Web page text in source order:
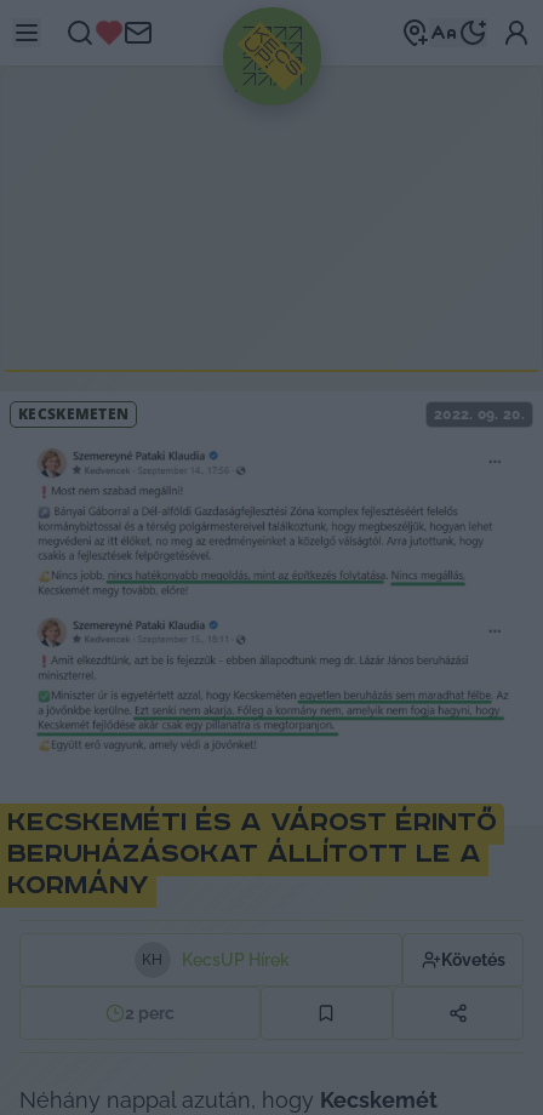
HIRDETÉS
KECSKEMÉTEN 2022. 09. 20.
Kecskeméti és a várost érintő
beruházásokat állított le a
kormány
K H KecsUP Hírek Követés
2 perc
Néhány nappal azután, hogy Kecskemét